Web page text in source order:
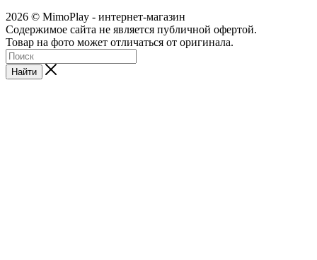
2026 © MimoPlay - интернет-магазин
Содержимое сайта не является публичной офертой.
Товар на фото может отличаться от оригинала.
Найти